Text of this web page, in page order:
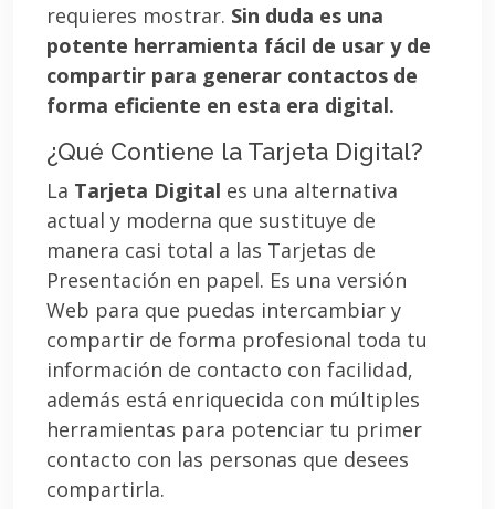
requieres mostrar. Sin duda es una
potente herramienta fácil de usar y de
compartir para generar contactos de
forma eficiente en esta era digital.
¿Qué Contiene la Tarjeta Digital?
La Tarjeta Digital es una alternativa
actual y moderna que sustituye de
manera casi total a las Tarjetas de
Presentación en papel. Es una versión
Web para que puedas intercambiar y
compartir de forma profesional toda tu
información de contacto con facilidad,
además está enriquecida con múltiples
herramientas para potenciar tu primer
contacto con las personas que desees
compartirla.